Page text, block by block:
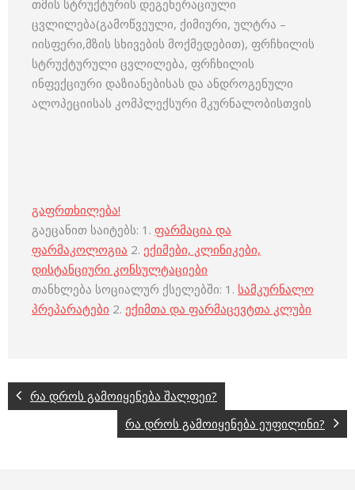
თმის სტრუქტურის დეგენერაციული
ცვლილება(გამოწვეული, ქიმიური, ულტრა –
იისფერი,მზის სხივების მოქმედებით), ფრჩხილის
სტრუქტურული ცვლილება, ფრჩხილის
ინფექციური დაზიანებისას და ანდროგენული
ალოპეციისას კომპლექსური მკურნალობისთვის
გაფრთხილება!
გაეცანით საიტებს: 1. ფარმაცია და
ფარმაკოლოგია 2. ექიმები, კლინიკები,
დისტანციური კონსულტაციები
თანხლება სოციალურ ქსელებში: 1. სამკურნალო
პრეპარატები 2. ექიმთა და ფარმაცევტთა კლუბი
რა დროს გამოიყენება შალფეი?
რა დროს გამოიყენება ეუფილინი?